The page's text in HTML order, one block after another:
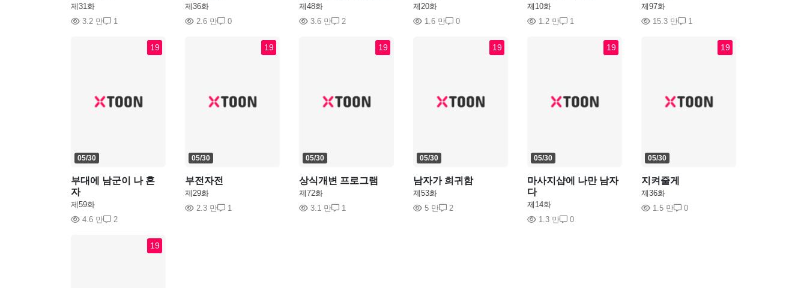
제31화
3.2 만
1
제36화
2.6 만
0
제48화
3.6 만
2
제20화
1.6 만
0
제10화
1.2 만
1
제97화
15.3 만
1
19
05/30
부대에 남군이 나 혼
자
제59화
4.6 만
2
19
05/30
부전자전
제29화
2.3 만
1
19
05/30
상식개변 프로그램
제72화
3.1 만
1
19
05/30
남자가 희귀함
제53화
5 만
2
19
05/30
마사지샵에 나만 남자
다
제14화
1.3 만
0
19
05/30
지켜줄게
제36화
1.5 만
0
19